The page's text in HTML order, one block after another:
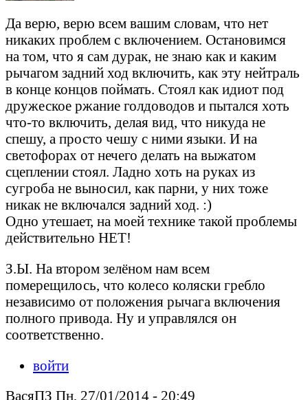
Да верю, верю всем вашим словам, что нет
никаких проблем с включением. Остановимся
на том, что я сам дурак, не знаю как и каким
рычагом задний ход включить, как эту нейтраль
в конце концов поймать. Стоял как идиот под
дружеское ржание голдоводов и пытался хоть
что-то включить, делая вид, что никуда не
спешу, а просто чешу с ними языки. И на
светофорах от нечего делать на выжатом
сцеплении стоял. Ладно хоть на руках из
сугроба не выносил, как парни, у них тоже
никак не включался задний ход. :)
Одно утешает, на моей технике такой проблемы
действительно НЕТ!
З.Ы. На втором зелёном нам всем
померещилось, что колесо коляски гребло
независимо от положения рычага включения
полного привода. Ну и управлялся он
соответственно.
войти
ВасяПЗ Пн, 27/01/2014 - 20:49